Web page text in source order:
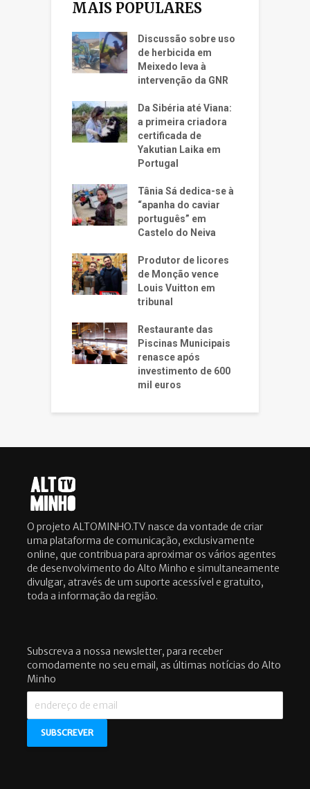
MAIS POPULARES
Discussão sobre uso
de herbicida em
Meixedo leva à
intervenção da GNR
Da Sibéria até Viana:
a primeira criadora
certificada de
Yakutian Laika em
Portugal
Tânia Sá dedica-se à
“apanha do caviar
português” em
Castelo do Neiva
Produtor de licores
de Monção vence
Louis Vuitton em
tribunal
Restaurante das
Piscinas Municipais
renasce após
investimento de 600
mil euros
O projeto ALTOMINHO.TV nasce da vontade de criar
uma plataforma de comunicação, exclusivamente
online, que contribua para aproximar os vários agentes
de desenvolvimento do Alto Minho e simultaneamente
divulgar, através de um suporte acessível e gratuito,
toda a informação da região.
Subscreva a nossa newsletter, para receber
comodamente no seu email, as últimas notícias do Alto
Minho